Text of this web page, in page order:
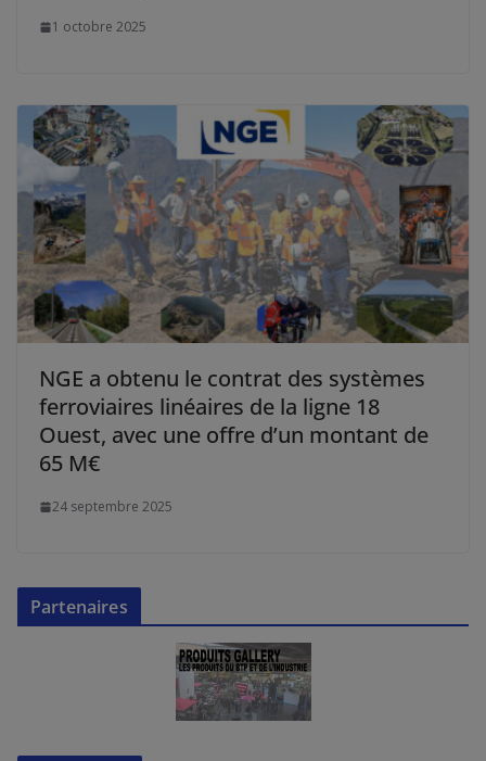
1 octobre 2025
NGE a obtenu le contrat des systèmes
ferroviaires linéaires de la ligne 18
Ouest, avec une offre d’un montant de
65 M€
24 septembre 2025
Partenaires